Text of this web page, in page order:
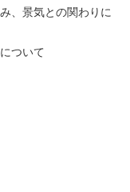
、景気との関わりに
ついて